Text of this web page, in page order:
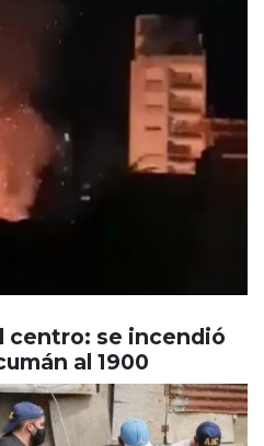
centro: se incendió
al 1900